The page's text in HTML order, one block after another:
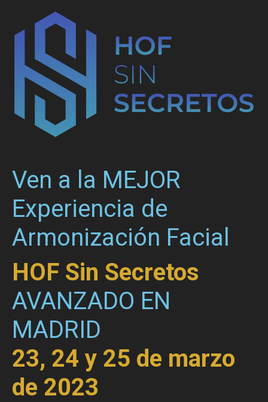
Ven a la MEJOR
Experiencia de
Armonización Facial
HOF Sin Secretos
AVANZADO EN
MADRID
23, 24 y 25 de marzo
de 2023